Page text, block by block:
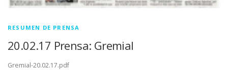
RESUMEN DE PRENSA
20.02.17 Prensa: Gremial
Gremial-20.02.17.pdf